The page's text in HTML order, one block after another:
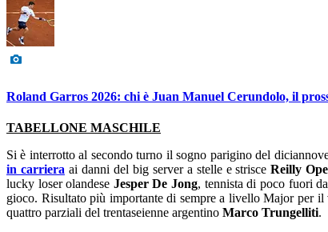
Roland Garros 2026: chi è Juan Manuel Cerundolo, il
TABELLONE MASCHILE
Si è interrotto al secondo turno il sogno parigino del
in carriera ai danni del big server a stelle e strisceReilly
lucky loser olandese Jesper De Jong, tennista di poco fuori
gioco. Risultato più importante di sempre a livello Major per
quattro parziali del trentaseienne argentino Marco Trungelliti.